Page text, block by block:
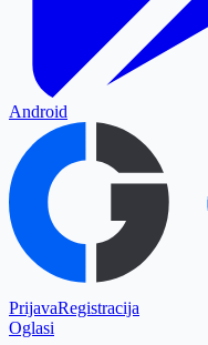
Android
PrijavaRegistracija
Oglasi